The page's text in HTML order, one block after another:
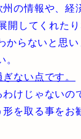
の情報や、経
してくれたり
らないと思
ない点です。
けじゃないの
を取る事をお